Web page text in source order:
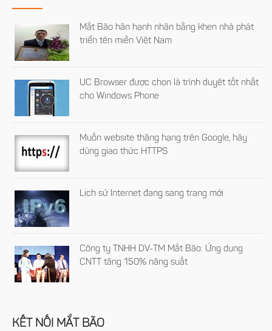
Mắt Bão hân hạnh nhận bằng khen nhà phát
triển tên miền Việt Nam
UC Browser được chọn là trình duyệt tốt nhất
cho Windows Phone
Muốn website thăng hạng trên Google, hãy
dùng giao thức HTTPS
Lịch sử Internet đang sang trang mới
Công ty TNHH DV-TM Mắt Bão: Ứng dụng
CNTT tăng 150% năng suất
KẾT NỐI MẮT BÃO